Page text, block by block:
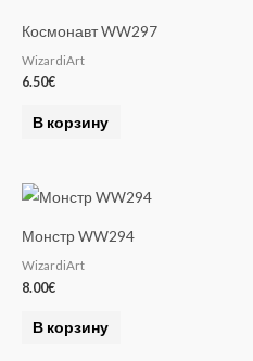
t
i
e
Космонавт WW297
WizardiArt
6.50€
В корзину
Монстр WW294
WizardiArt
8.00€
В корзину